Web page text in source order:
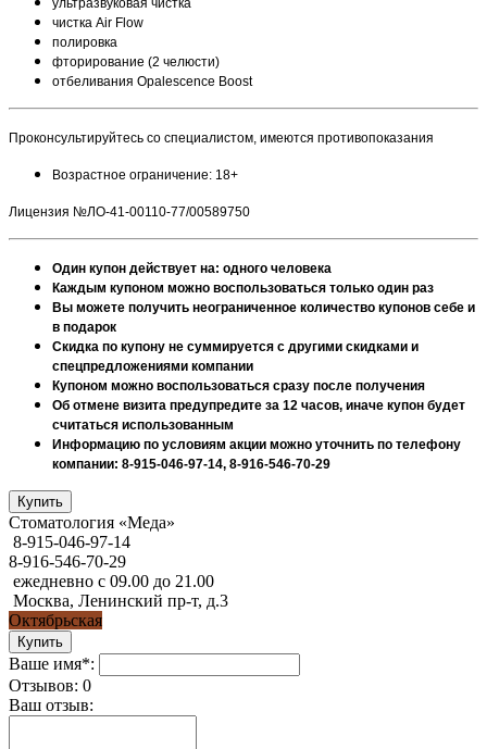
ультразвуковая чистка
чистка Air Flow
полировка
фторирование (2 челюсти)
отбеливания Opalescence Boost
Проконсультируйтесь со специалистом, имеются противопоказания
Возрастное ограничение: 18+
Лицензия №ЛО-41-00110-77/00589750
Один купон действует на: одного человека
Каждым купоном можно воспользоваться только один раз
Вы можете получить неограниченное количество купонов себе и
в подарок
Скидка по купону не суммируется с другими скидками и
спецпредложениями компании
Купоном можно воспользоваться сразу после получения
Об отмене визита предупредите за 12 часов, иначе купон будет
считаться использованным
Информацию по условиям акции можно уточнить по телефону
компании: 8-915-046-97-14, 8-916-546-70-29
Стоматология «Меда»
8-915-046-97-14
8-916-546-70-29
ежедневно с 09.00 до 21.00
Москва, Ленинский пр-т, д.3
Октябрьская
Ваше имя*:
Отзывов: 0
Ваш отзыв: